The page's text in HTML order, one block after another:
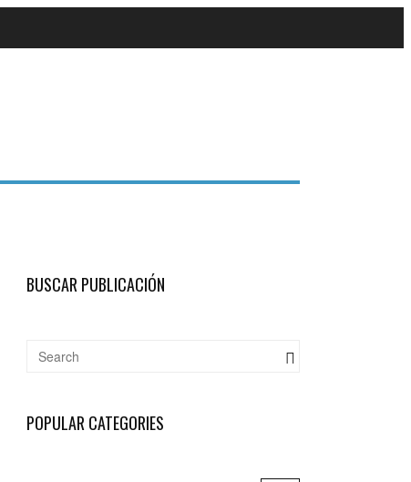
BUSCAR PUBLICACIÓN
POPULAR CATEGORIES